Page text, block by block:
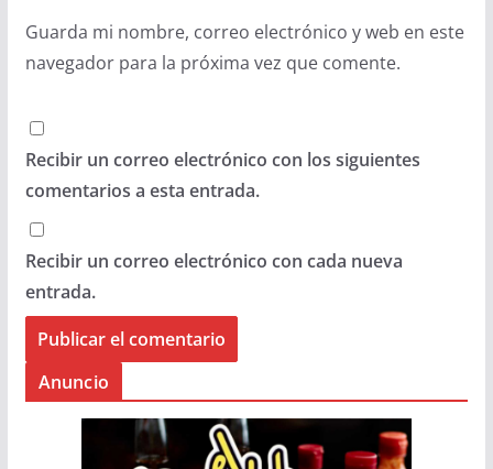
Guarda mi nombre, correo electrónico y web en este
navegador para la próxima vez que comente.
Recibir un correo electrónico con los siguientes
comentarios a esta entrada.
Recibir un correo electrónico con cada nueva
entrada.
Anuncio